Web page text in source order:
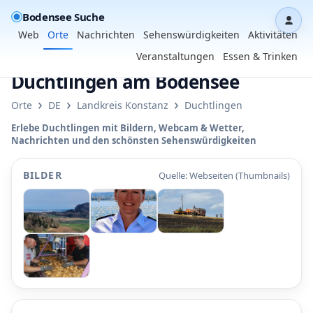
Bodensee Suche
Web Orte Nachrichten Sehenswürdigkeiten
Aktivitäten
Veranstaltungen
Essen & Trinken
Duchtlingen am Bodensee
Orte › DE › Landkreis Konstanz › Duchtlingen
Erlebe Duchtlingen mit Bildern, Webcam & Wetter,
Nachrichten und den schönsten Sehenswürdigkeiten
BILDER Quelle: Webseiten (Thumbnails)
P P
P
PP